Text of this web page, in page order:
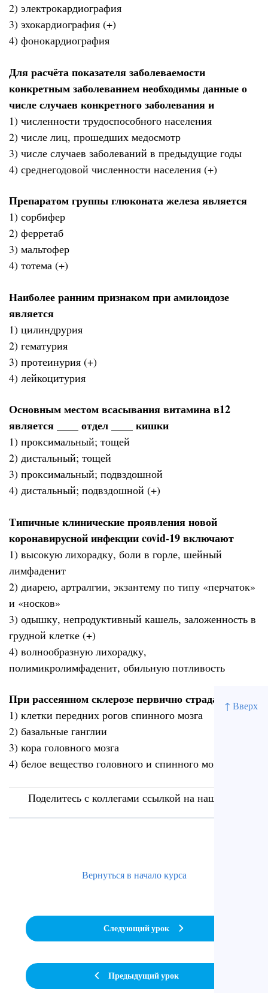
↑ Вверх
2) электрокардиография
3) эхокардиография (+)
4) фонокардиография
Для расчёта показателя заболеваемости
конкретным заболеванием необходимы данные о
числе случаев конкретного заболевания и
1) численности трудоспособного населения
2) числе лиц, прошедших медосмотр
3) числе случаев заболеваний в предыдущие годы
4) среднегодовой численности населения (+)
Препаратом группы глюконата железа является
1) сорбифер
2) ферретаб
3) мальтофер
4) тотема (+)
Наиболее ранним признаком при амилоидозе
является
1) цилиндрурия
2) гематурия
3) протеинурия (+)
4) лейкоцитурия
Основным местом всасывания витамина в12
является ____ отдел ____ кишки
1) проксимальный; тощей
2) дистальный; тощей
3) проксимальный; подвздошной
4) дистальный; подвздошной (+)
Типичные клинические проявления новой
коронавирусной инфекции covid-19 включают
1) высокую лихорадку, боли в горле, шейный
лимфаденит
2) диарею, артралгии, экзантему по типу «перчаток»
и «носков»
3) одышку, непродуктивный кашель, заложенность в
грудной клетке (+)
4) волнообразную лихорадку,
полимикролимфаденит, обильную потливость
При рассеянном склерозе первично страдает
1) клетки передних рогов спинного мозга
2) базальные ганглии
3) кора головного мозга
4) белое вещество головного и спинного мозга (+)
Поделитесь с коллегами ссылкой на наш сайт
Предыдущий урок
Вернуться в начало курса
Следующий урок